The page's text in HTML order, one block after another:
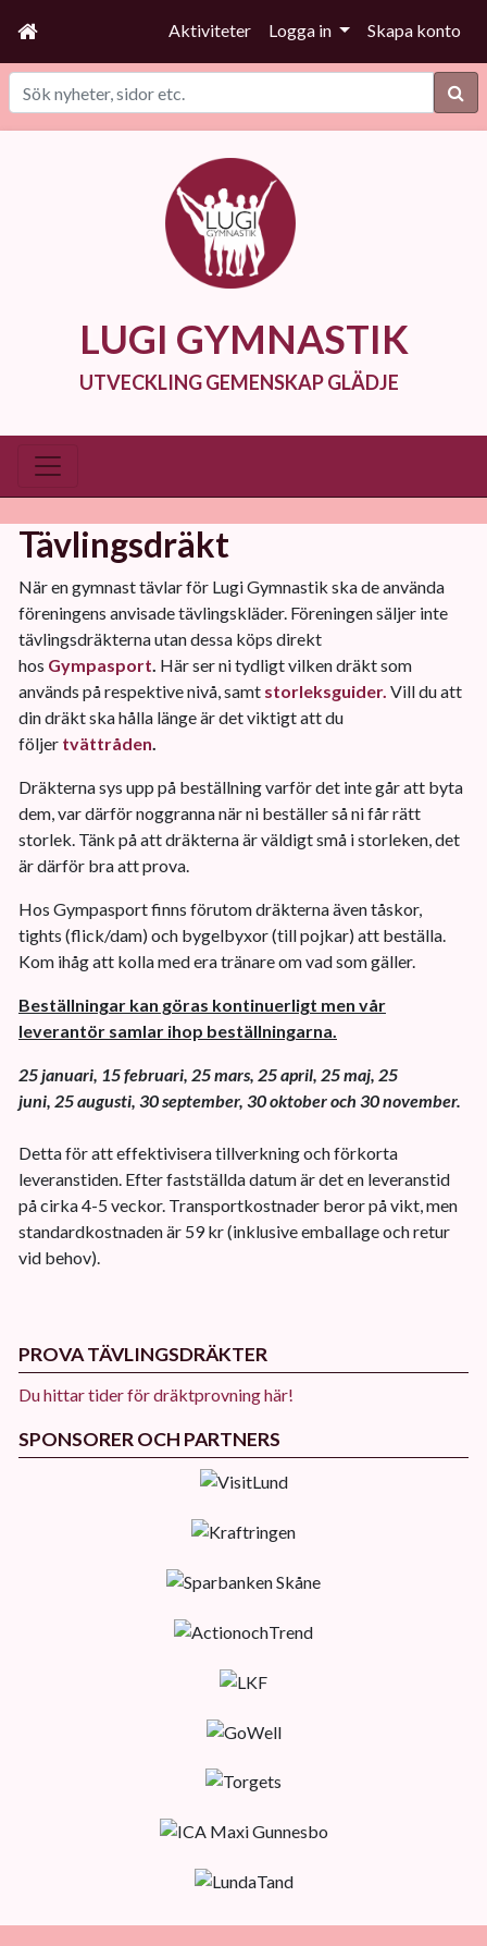
Aktiviteter Logga in Skapa konto
Sök
LUGI GYMNASTIK
UTVECKLING GEMENSKAP GLÄDJE
PROVA TÄVLINGSDRÄKTER
Du hittar tider för dräktprovning här!
Tävlingsdräkt
När en gymnast tävlar för Lugi Gymnastik ska de använda
föreningens anvisade tävlingskläder. Föreningen säljer inte
tävlingsdräkterna utan dessa köps direkt
hos Gympasport Här ser ni tydligt vilken dräkt som
används på respektive nivå, samt storleksguider. Vill du att
din dräkt ska hålla länge är det viktigt att du
följer tvättråden
Dräkterna sys upp på beställning varför det inte går att byta
dem, var därför noggranna när ni beställer så ni får rätt
storlek. Tänk på att dräkterna är väldigt små i storleken, det
är därför bra att prova.
Hos Gympasport finns förutom dräkterna även tåskor,
tights (flick/dam) och bygelbyxor (till pojkar) att beställa.
Kom ihåg att kolla med era tränare om vad som gäller.
Beställningar kan göras kontinuerligt men vår
leverantör samlar ihop beställningarna.
25 januari, 15 februari, 25 mars, 25 april, 25 maj, 25
juni, 25 augusti, 30 september, 30 oktober och 30 november.
Detta för att effektivisera tillverkning och förkorta
leveranstiden. Efter fastställda datum är det en leveranstid
på cirka 4-5 veckor. Transportkostnader beror på vikt, men
standardkostnaden är 59 kr (inklusive emballage och retur
vid behov).
SPONSORER OCH PARTNERS